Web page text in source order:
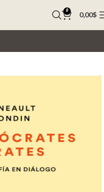
0 0,00$